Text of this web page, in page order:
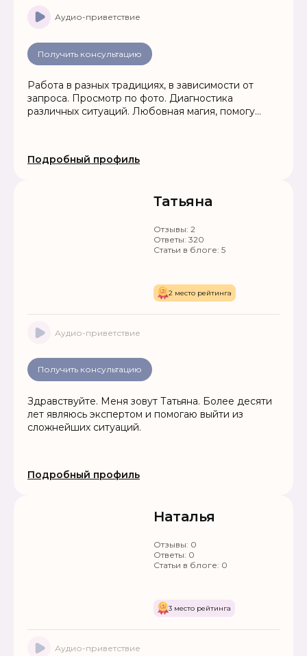
Аудио-приветствие
Получить консультацию
Работа в разных традициях, в зависимости от
запроса. Просмотр по фото. Диагностика
различных ситуаций. Любовная магия, помогу
Помощь в решении проблем любой сложности.
Подробный профиль
Татьяна
Отзывы: 2
Ответы: 320
Статьи в блоге: 5
2 место рейтинга
Аудио-приветствие
Получить консультацию
Здравствуйте. Меня зовут Татьяна. Более десяти
лет являюсь экспертом и помогаю выйти из
сложнейших ситуаций.
Подробный профиль
Наталья
Отзывы: 0
Ответы: 0
Статьи в блоге: 0
3 место рейтинга
Аудио-приветствие